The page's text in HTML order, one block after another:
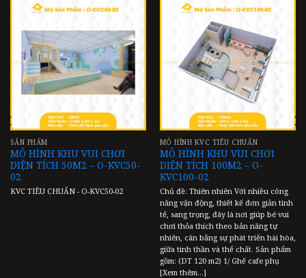
SẢN PHẨM
MÔ HÌNH KHU VUI CHƠI
DIỆN TÍCH 50M2 – O-KVC50-
02
KVC TIÊU CHUẨN - O-KVC50-02
MÔ HÌNH KVC TIÊU CHUẨN
MÔ HÌNH KHU VUI CHƠI
DIỆN TÍCH 100M2 – O-
KVC100-02
Chủ đề: Thiên nhiên Với nhiều công
năng vận động, thiết kế đơn giản tinh
tế, sang trọng, đây là nơi giúp bé vui
chơi thỏa thích theo bản năng tự
nhiên, cân bằng sự phát triển hài hòa,
giữa tinh thần và thể chất. Sản phẩm
gồm: (DT 120 m2) 1/ Ghế cafe phụ
[Xem thêm...]